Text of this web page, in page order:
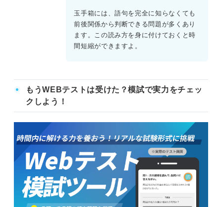
【設問3】正解：C.Modernizing infrastructure for
decentralized sources
第3段落にて、既存の送電網は分散型エネルギー源に対応す
るため近代化が必要だと述べられている。したがってCが正
玉手箱には、語句を完全に知らなくても
前後関係から判断できる問題が多くあり
ます。この読み方を身に付けておくと時
間短縮ができますよ。
もうWEBテストは受けた？模試で実力をチェッ
クしよう！